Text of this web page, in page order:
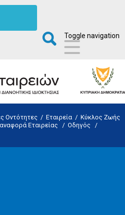
Toggle navigation
Οντότητες / Εταιρεία / Κύκλος Ζωής
Εταιρείας / Οδηγός /